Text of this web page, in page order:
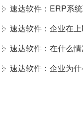
速达软件：ERP系
速达软件：企业在
速达软件：在什么
速达软件：企业为